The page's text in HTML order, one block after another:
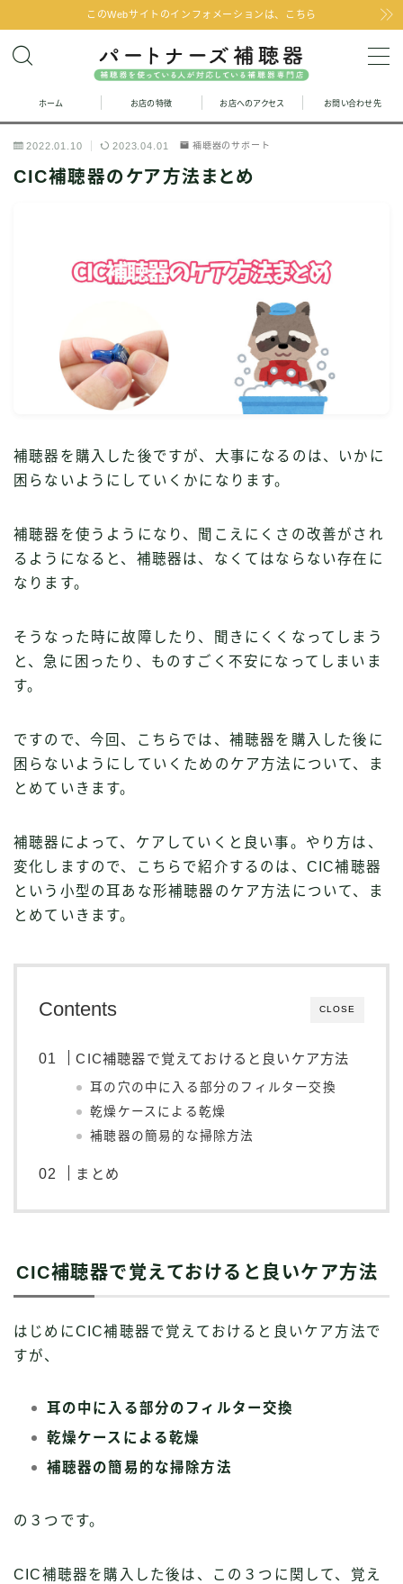
このWebサイトのインフォメーションは、こちら
MENU
お問い合わせ
お店の特徴
聞こえの改善と補聴器のFAQ
取り扱い補聴器
ホーム お店の特徴 お店へのアクセス お問い合わせ先
2022.01.10 2023.04.01 補聴器のサポート
CIC補聴器のケア方法まとめ
補聴器を購入した後ですが、大事になるのは、いかに
困らないようにしていくかになります。
補聴器を使うようになり、聞こえにくさの改善がされ
るようになると、補聴器は、なくてはならない存在に
なります。
そうなった時に故障したり、聞きにくくなってしまう
と、急に困ったり、ものすごく不安になってしまいま
す。
ですので、今回、こちらでは、補聴器を購入した後に
困らないようにしていくためのケア方法について、ま
とめていきます。
補聴器によって、ケアしていくと良い事。やり方は、
変化しますので、こちらで紹介するのは、CIC補聴器
という小型の耳あな形補聴器のケア方法について、ま
とめていきます。
CLOSE
Contents
CIC補聴器で覚えておけると良いケア方法
耳の穴の中に入る部分のフィルター交換
乾燥ケースによる乾燥
補聴器の簡易的な掃除方法
まとめ
CIC補聴器で覚えておけると良いケア方法
はじめにCIC補聴器で覚えておけると良いケア方法で
すが、
耳の中に入る部分のフィルター交換
乾燥ケースによる乾燥
補聴器の簡易的な掃除方法
の３つです。
CIC補聴器を購入した後は、この３つに関して、覚え